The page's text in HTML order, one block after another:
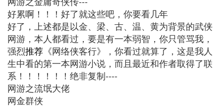
好累啊！！！好了就这些吧，你要看几年
好了，上述都是以金、梁、古、温、黄为背景的武侠
网游，本人都看过，要是有一本弱智，你只管骂我，
强烈推荐 《网络侠客行》，你看过就算了，这是我人
生中看的第一本网游小说，而且最近和作者取得了联
系！！！！！！绝非复制----
网游之流氓大佬
网金群侠